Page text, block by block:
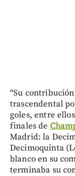
“Su
trascendental
goles, entre
finales de
Madrid: la
Decimoquinta
blanco en su
terminaba su